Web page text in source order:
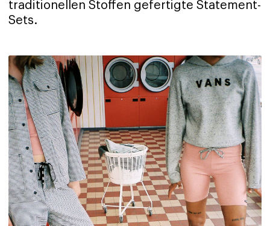
traditionellen Stoffen gefertigte Statement-
Sets.